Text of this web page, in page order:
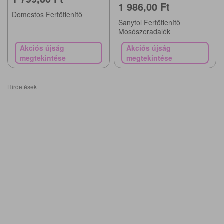
Domestos Fertőtlenítő
Akciós újság
megtekintése
1 986,00 Ft
Sanytol Fertőtlenítő
Mosószeradalék
Akciós újság
megtekintése
Hirdetések